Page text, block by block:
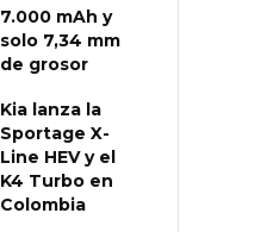
7.000 mAh y
solo 7,34 mm
de grosor
Kia lanza la
Sportage X-
Line HEV y el
K4 Turbo en
Colombia